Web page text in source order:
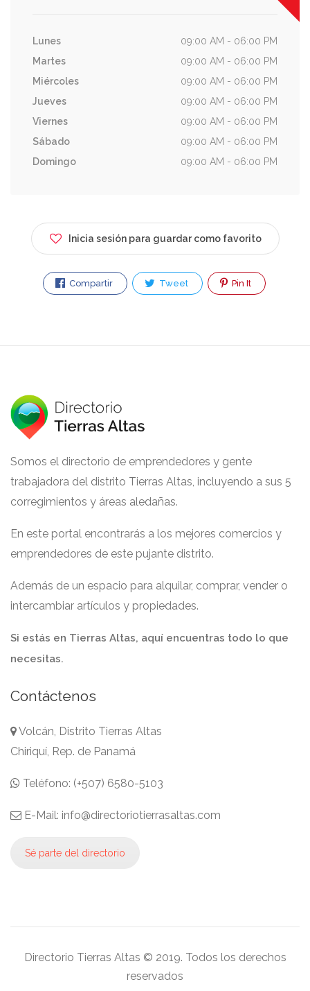
Lunes
09:00 AM - 06:00 PM
Martes
09:00 AM - 06:00 PM
Miércoles
09:00 AM - 06:00 PM
Jueves
09:00 AM - 06:00 PM
Viernes
09:00 AM - 06:00 PM
Sábado
09:00 AM - 06:00 PM
Domingo
09:00 AM - 06:00 PM
Inicia sesión para guardar como favorito
Compartir Tweet Pin It
Somos el directorio de emprendedores y gente
trabajadora del distrito Tierras Altas, incluyendo a sus 5
corregimientos y áreas aledañas.
En este portal encontrarás a los mejores comercios y
emprendedores de este pujante distrito.
Además de un espacio para alquilar, comprar, vender o
intercambiar artículos y propiedades.
Si estás en Tierras Altas, aquí encuentras todo lo que
necesitas.
Contáctenos
Volcán, Distrito Tierras Altas
Chiriquí, Rep. de Panamá
Teléfono: (+507) 6580-5103
E-Mail: info@directoriotierrasaltas.com
Sé parte del directorio
Directorio Tierras Altas © 2019. Todos los derechos
reservados